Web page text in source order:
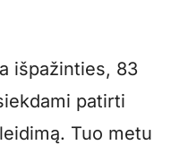
išpažinties, 83
patirti
Tuo metu